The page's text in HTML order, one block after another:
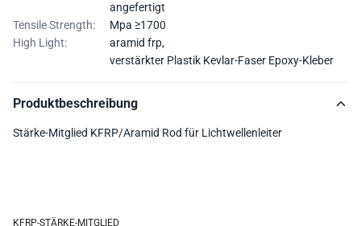
angefertigt
Tensile Strength:
Mpa ≥1700
High Light:
aramid frp,
verstärkter Plastik Kevlar-Faser Epoxy-Kleber
Produktbeschreibung
Stärke-Mitglied KFRP/Aramid Rod für Lichtwellenleiter
KFRP-STÄRKE-MITGLIED